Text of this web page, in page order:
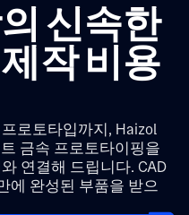
신속한
작 비용
로토타입까지, Haizol
금속 프로토타이핑을
연결해 드립니다. CAD
에 완성된 부품을 받으